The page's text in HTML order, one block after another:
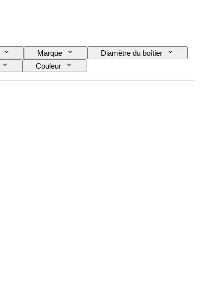
Marque
Diamètre du boîtier
Couleur